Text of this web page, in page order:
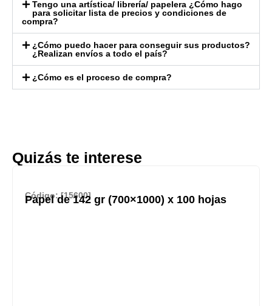
Tengo una artística/ librería/ papelera ¿Cómo hago
para solicitar lista de precios y condiciones de
compra?
¿Cómo puedo hacer para conseguir sus productos?
¿Realizan envíos a todo el país?
¿Cómo es el proceso de compra?
Quizás te interese
Código: [15600]
Papel de 142 gr (700×1000) x 100 hojas